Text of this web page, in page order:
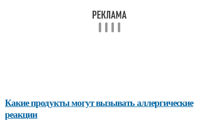
Какие продукты могут вызывать аллергические
реакции